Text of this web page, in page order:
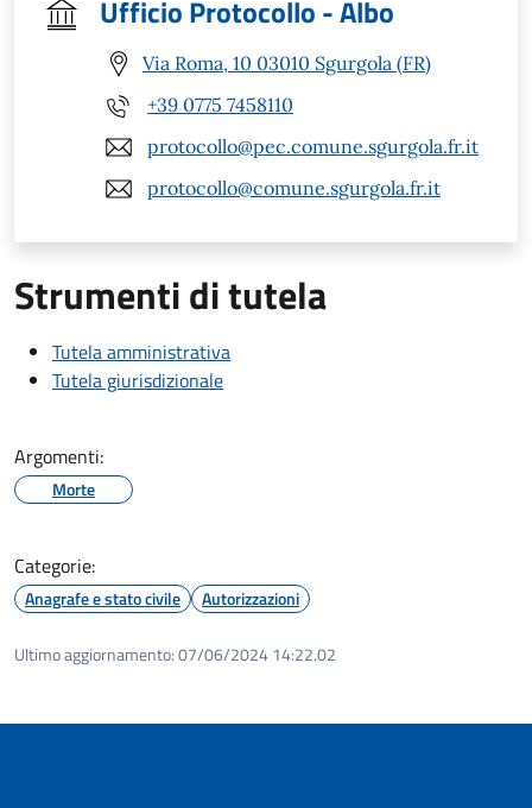
Ufficio Protocollo - Albo
Via Roma, 10 03010 Sgurgola (FR)
+39 0775 7458110
protocollo@pec.comune.sgurgola.fr.it
protocollo@comune.sgurgola.fr.it
Strumenti di tutela
Tutela amministrativa
Tutela giurisdizionale
Argomenti:
Morte
Categorie:
Anagrafe e stato civile Autorizzazioni
Ultimo aggiornamento:07/06/2024 14:22.02